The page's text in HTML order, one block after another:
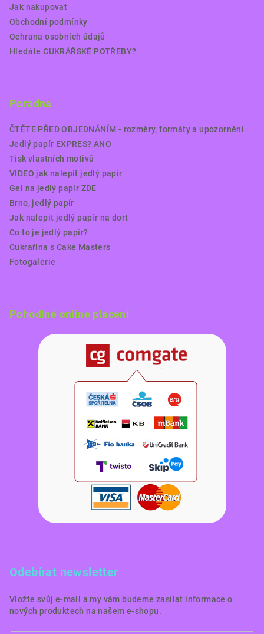
Jak nakupovat
Obchodní podmínky
Ochrana osobních údajů
Hledáte CUKRÁŘSKÉ POTŘEBY?
Poradna
ČTĚTE PŘED OBJEDNÁNÍM - rozměry, formáty a upozornění
Jedlý papír EXPRES? ANO
Tisk vlastních motivů
VIDEO jak nalepit jedlý papír
Gel na jedlý papír ZDE
Brno, jedlý papír
Jak nalepit jedlý papír na dort
Co to je jedlý papír?
Cukrařina s Cake Masters
Fotogalerie
Pohodlné online placení
Odebírat newsletter
Vložte svůj e-mail a my vám budeme zasílat informace o
nových produktech na našem e-shopu.